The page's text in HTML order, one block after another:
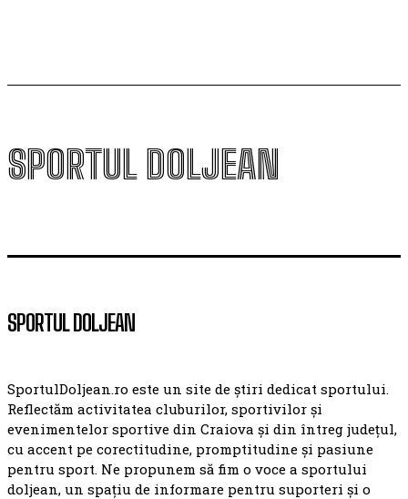
SPORTUL DOLJEAN
SPORTUL DOLJEAN
SportulDoljean.ro este un site de știri dedicat sportului.
Reflectăm activitatea cluburilor, sportivilor și
evenimentelor sportive din Craiova și din întreg județul,
cu accent pe corectitudine, promptitudine și pasiune
pentru sport. Ne propunem să fim o voce a sportului
doljean, un spațiu de informare pentru suporteri și o